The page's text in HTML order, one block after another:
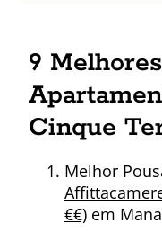
9
Cinque
Melhor
€€) em